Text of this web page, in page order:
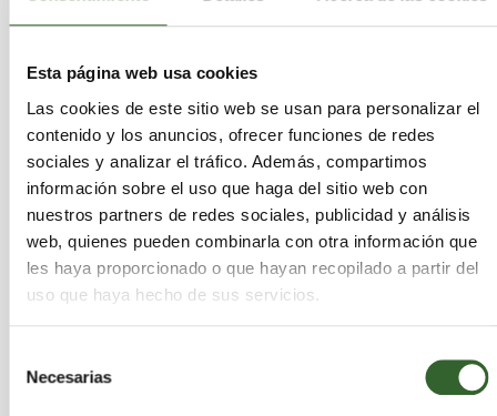
Esta página web usa cookies
Las cookies de este sitio web se usan para personalizar el
contenido y los anuncios, ofrecer funciones de redes
sociales y analizar el tráfico. Además, compartimos
información sobre el uso que haga del sitio web con
nuestros partners de redes sociales, publicidad y análisis
web, quienes pueden combinarla con otra información que
les haya proporcionado o que hayan recopilado a partir del
uso que haya hecho de sus servicios.
Necesarias
Vizcaya
Álava,Guipúzcoa,Burgos
Actividades que desarrollan:Desgasificación y
anulación de depósitos, Contenedores de gran
volumen, Limpieza de separadores, Limpiezas
industriales, Retirada de fibrocemento,
Retirada, transporte y gestión de residuos
peligrosos y no peligrosos, Clasificación,
maquinas de limpieza (lavapistolas y
lavapiezas)
Plasticos, Quimicos, RCD, Sanitarios, Suelos